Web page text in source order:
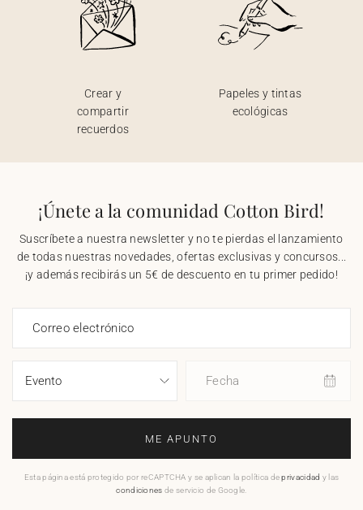
Crear y
compartir
recuerdos
Papeles y tintas
ecológicas
¡Únete a la comunidad Cotton Bird!
Suscríbete a nuestra newsletter y no te pierdas el lanzamiento
de todas nuestras novedades, ofertas exclusivas y concursos...
¡y además recibirás un 5€ de descuento en tu primer pedido!
Correo electrónico
Fecha
ME APUNTO
Esta página está protegido por reCAPTCHA y se aplican la política deprivacidad y las
condiciones de servicio de Google.